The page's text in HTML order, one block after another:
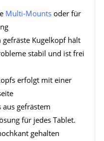
Multi-Mountsoder für
Kugelkopf hält
stabil und ist frei
erfolgt mit einer
aus gefrästem
für jedes Tablet.
gehalten